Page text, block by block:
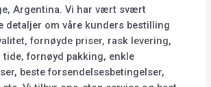
Argentina. Vi har vært svært
detaljer om våre kunders bestilling
fornøyde priser, rask levering,
fornøyd pakking, enkle
beste forsendelsesbetingelser,